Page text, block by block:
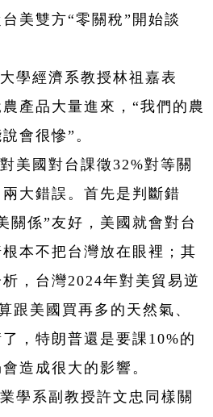
美雙方“零關稅”開始談
學經濟系教授林祖嘉表
產品大量進來，“我們的農
會很慘”。
美國對台課徵32%對等關
大錯誤。首先是判斷錯
關係”友好，美國就會對台
本不把台灣放在眼裡；其
，台灣2024年對美貿易逆
跟美國買再多的天然氣、
，特朗普還是要課10%的
造成很大的影響。
學系副教授許文忠同樣關